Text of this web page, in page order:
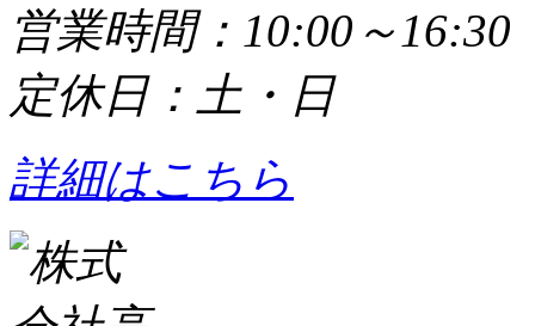
営業時間：10:00～
定休日：土・日
詳細はこちら